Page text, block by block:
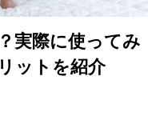
実際に使ってみ
ットを紹介